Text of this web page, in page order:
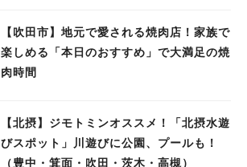
【吹田市】地元で愛される焼肉店！家族で
楽しめる「本日のおすすめ」で大満足の焼
肉時間
【北摂】ジモトミンオススメ！「北摂水遊
びスポット」川遊びに公園、プールも！
（豊中・箕面・吹田・茨木・高槻）